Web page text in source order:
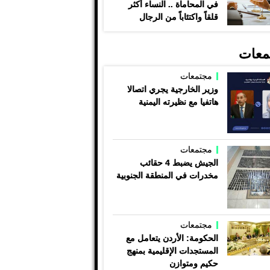
في المحاماة .. النساء أكثر
قلقاً واكتئاباً من الرجال
مجتمعات
وزير الخارجية يجري اتصالا
هاتفيا مع نظيرته اليمنية
مجتمعات
الجيش يضبط 4 حقائب
مخدرات في المنطقة الجنوبية
مجتمعات
الحكومة: الأردن يتعامل مع
المستجدات الإقليمية بمنهج
حكيم ومتوازن